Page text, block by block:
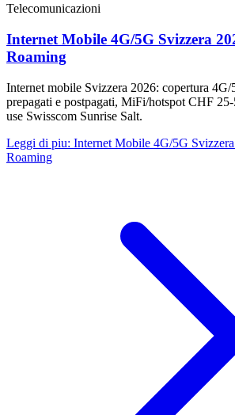
Telecomunicazioni
Internet Mobile 4G/5G Svizzera
Roaming
Internet mobile Svizzera 2026: copertura
prepagati e postpagati, MiFi/hotspot CHF
use Swisscom Sunrise Salt.
Leggi di piu: Internet Mobile 4G/5G
Roaming